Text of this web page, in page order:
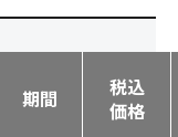
期間
税込
価格